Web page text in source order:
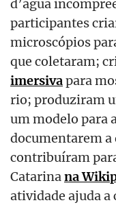
d’água
participantes
microscópios
que coletaram;
imersivapara
rio; produziram
um modelo para
documentarema
contribuíram
Catarinana
atividade ajuda